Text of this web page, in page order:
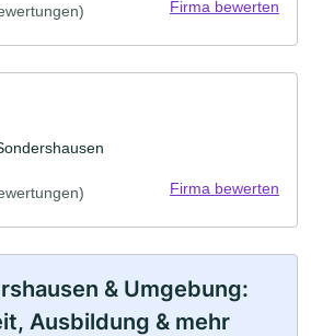
Firma bewerten
Firma bewerten
& Umgebung:
Ausbildung & mehr